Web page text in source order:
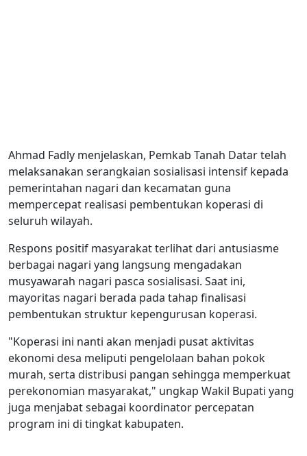
Ahmad Fadly menjelaskan, Pemkab Tanah Datar telah
melaksanakan serangkaian sosialisasi intensif kepada
pemerintahan nagari dan kecamatan guna
mempercepat realisasi pembentukan koperasi di
seluruh wilayah.
Respons positif masyarakat terlihat dari antusiasme
berbagai nagari yang langsung mengadakan
musyawarah nagari pasca sosialisasi. Saat ini,
mayoritas nagari berada pada tahap finalisasi
pembentukan struktur kepengurusan koperasi.
"Koperasi ini nanti akan menjadi pusat aktivitas
ekonomi desa meliputi pengelolaan bahan pokok
murah, serta distribusi pangan sehingga memperkuat
perekonomian masyarakat," ungkap Wakil Bupati yang
juga menjabat sebagai koordinator percepatan
program ini di tingkat kabupaten.